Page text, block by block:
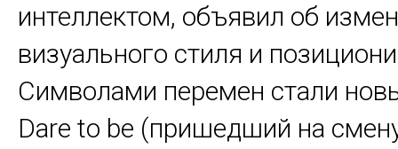
интеллектом, объявил об
визуального стиля и
Символами перемен стали
Dare to be (пришедший на